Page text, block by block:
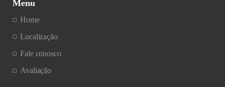
Menu
Home
Localização
Fale conosco
Avaliação